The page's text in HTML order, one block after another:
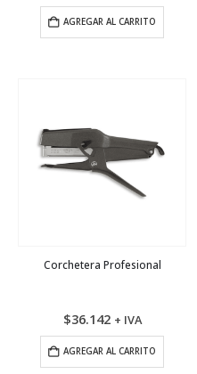
AGREGAR AL CARRITO
Corchetera Profesional
$36.142 + IVA
AGREGAR AL CARRITO